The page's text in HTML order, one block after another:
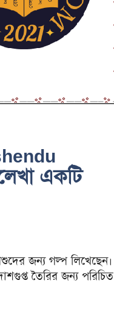
একটি
জন্য গল্প লিখেছেন।
তৈরির জন্য পরিচিত